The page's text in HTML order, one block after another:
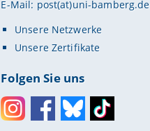
E-Mail: post(at)uni-bamberg.de
Unsere Netzwerke
Unsere Zertifikate
Folgen Sie uns